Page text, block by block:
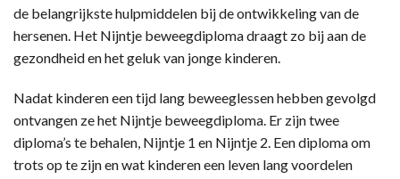
de belangrijkste hulpmiddelen bij de ontwikkeling van de
hersenen. Het Nijntje beweegdiploma draagt zo bij aan de
gezondheid en het geluk van jonge kinderen.
Nadat kinderen een tijd lang beweeglessen hebben gevolgd
ontvangen ze het Nijntje beweegdiploma. Er zijn twee
diploma’s te behalen, Nijntje 1 en Nijntje 2. Een diploma om
trots op te zijn en wat kinderen een leven lang voordelen